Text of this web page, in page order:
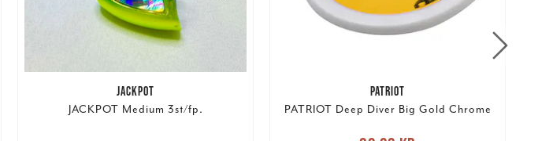
JACKPOT
JACKPOT Medium 3st/fp.
PATRIOT
PATRIOT Deep Diver Big Gold Chrome